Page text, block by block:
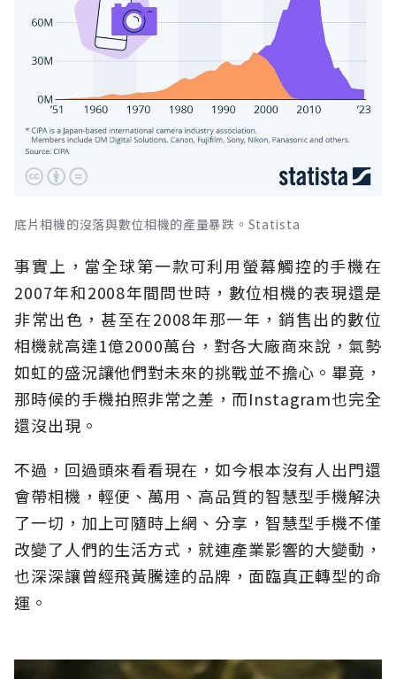
底片相機的沒落與數位相機的產量暴跌。Statista
事實上，當全球第一款可利用螢幕觸控的手機在
2007年和2008年間問世時，數位相機的表現還是
非常出色，甚至在2008年那一年，銷售出的數位
相機就高達1億2000萬台，對各大廠商來說，氣勢
如虹的盛況讓他們對未來的挑戰並不擔心。畢竟，
那時候的手機拍照非常之差，而Instagram也完全
還沒出現。
不過，回過頭來看看現在，如今根本沒有人出門還
會帶相機，輕便、萬用、高品質的智慧型手機解決
了一切，加上可隨時上網、分享，智慧型手機不僅
改變了人們的生活方式，就連產業影響的大變動，
也深深讓曾經飛黃騰達的品牌，面臨真正轉型的命
運。